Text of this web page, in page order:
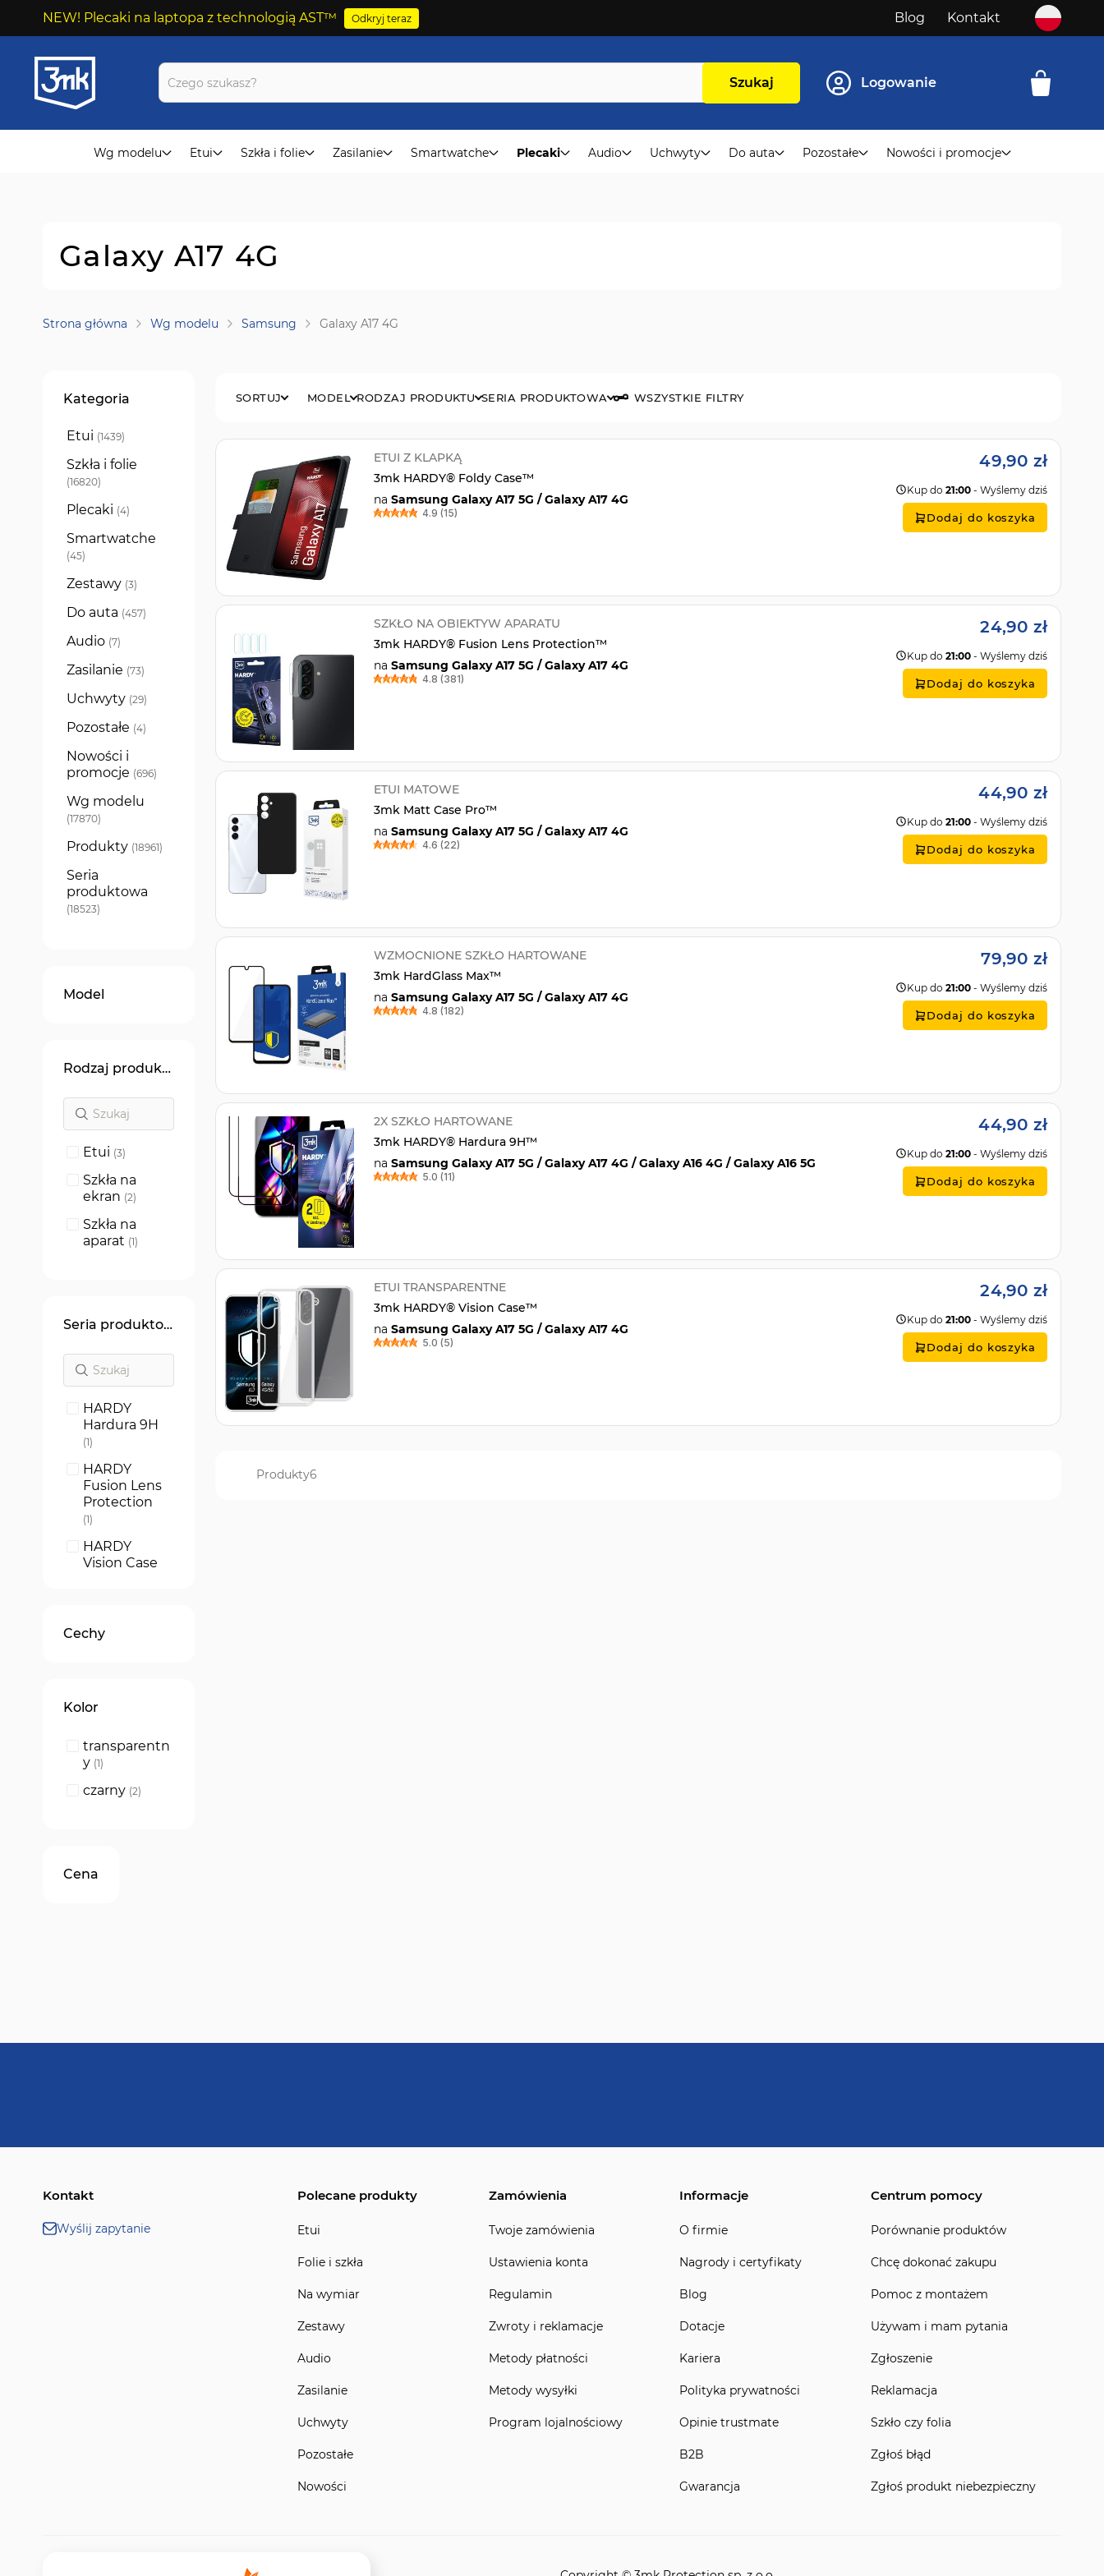
NEW! Plecaki na laptopa z technologią AST™ Odkryj teraz
Przejdź
do
treści
Blog Kontakt
Szukaj Logowanie
Wg modelu Etui Szkła i folie Zasilanie Smartwatche Plecaki Audio Uchwyty Do auta Pozostałe Nowości i promocje
Galaxy A17 4G
Strona główna Wg modelu Samsung Galaxy A17 4G
MODEL RODZAJ PRODUKTU SERIA PRODUKTOWA WSZYSTKIE FILTRY
SORTUJ
ETUI Z KLAPKĄ
3mk HARDY® Foldy Case™
na Samsung Galaxy A17 5G / Galaxy A17 4G
4.9 (15)
49,90 zł
Kup do 21:00 - Wyślemy dziś
Dodaj do koszyka
SZKŁO NA OBIEKTYW APARATU
3mk HARDY® Fusion Lens Protection™
na Samsung Galaxy A17 5G / Galaxy A17 4G
4.8 (381)
24,90 zł
Kup do 21:00 - Wyślemy dziś
Dodaj do koszyka
ETUI MATOWE
3mk Matt Case Pro™
na Samsung Galaxy A17 5G / Galaxy A17 4G
4.6 (22)
44,90 zł
Kup do 21:00 - Wyślemy dziś
Dodaj do koszyka
WZMOCNIONE SZKŁO HARTOWANE
3mk HardGlass Max™
na Samsung Galaxy A17 5G / Galaxy A17 4G
4.8 (182)
79,90 zł
Kup do 21:00 - Wyślemy dziś
Dodaj do koszyka
2X SZKŁO HARTOWANE
3mk HARDY® Hardura 9H™
na Samsung Galaxy A17 5G / Galaxy A17 4G / Galaxy A16 4G / Galaxy A16 5G
5.0 (11)
44,90 zł
Kup do 21:00 - Wyślemy dziś
Dodaj do koszyka
ETUI TRANSPARENTNE
3mk HARDY® Vision Case™
na Samsung Galaxy A17 5G / Galaxy A17 4G
5.0 (5)
24,90 zł
Kup do 21:00 - Wyślemy dziś
Dodaj do koszyka
Produkty6
Kategoria
Etui 1439
produkty
Szkła i folie
16820
produkty
Plecaki 4
produkty
Smartwatche
45
produkty
Zestawy 3
produkty
Do auta 457
produkty
Audio 7
produkty
Zasilanie 73
produkty
Uchwyty 29
produkty
Pozostałe 4
produkty
Nowości i
promocje 696
produkty
Wg modelu
17870
produkty
Produkty 18961
produkty
Seria
produktowa
18523
produkty
Model
Rodzaj produktu
Etui 3
produkty
Szkła na
ekran 2
produkty
Szkła na
aparat 1
produkt
Seria produktowa
HARDY
Hardura 9H
1
produkt
HARDY
Fusion Lens
Protection
1
produkt
HARDY
Vision Case
1
produkt
Matt Case
Cechy
Kolor
transparentn
y 1
produkt
czarny 2
produkty
Cena
Kontakt
Wyślij zapytanie
Polecane produkty
Etui
Folie i szkła
Na wymiar
Zestawy
Audio
Zasilanie
Uchwyty
Pozostałe
Nowości
Zamówienia
Twoje zamówienia
Ustawienia konta
Regulamin
Zwroty i reklamacje
Metody płatności
Metody wysyłki
Program lojalnościowy
Informacje
O firmie
Nagrody i certyfikaty
Blog
Dotacje
Kariera
Polityka prywatności
Opinie trustmate
B2B
Gwarancja
Centrum pomocy
Porównanie produktów
Chcę dokonać zakupu
Pomoc z montażem
Używam i mam pytania
Zgłoszenie
Reklamacja
Szkło czy folia
Zgłoś błąd
Zgłoś produkt niebezpieczny